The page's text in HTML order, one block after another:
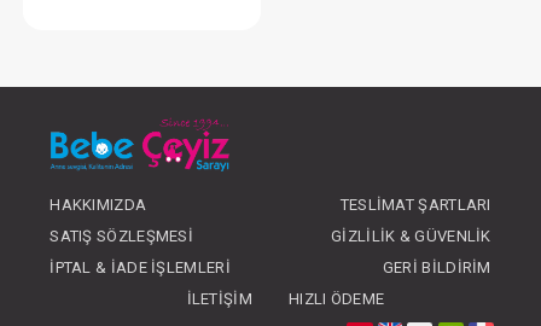
OLUNUZ
HAKKIMIZDA
TESLIMAT ŞARTLARI
SATIŞ SÖZLEŞMESI
GIZLILIK & GÜVENLIK
İPTAL & İADE İŞLEMLERI
GERI BILDIRIM
İLETIŞIM
HIZLI ÖDEME